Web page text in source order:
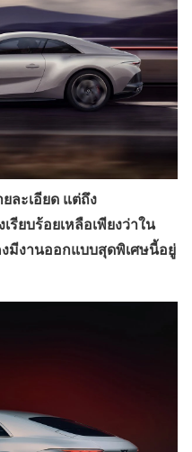
ะเอียด แต่ถึง
รียบร้อยเหลือเพียงว่าใน
มีงานออกแบบสุดพิเศษนี้อยู่